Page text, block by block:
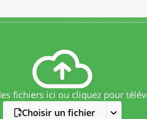
fichiers ici ou cliquez pour
Choisir un fichier